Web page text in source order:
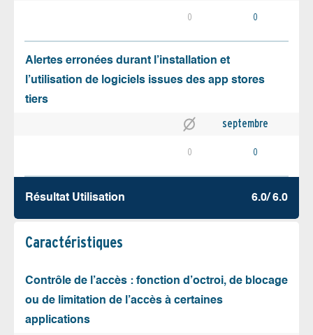
0 0
Alertes erronées durant l’installation et
l’utilisation de logiciels issues des app stores
tiers
septembre
0 0
Résultat Utilisation 6.0/ 6.0
Caractéristiques
Contrôle de l’accès : fonction d’octroi, de blocage
ou de limitation de l’accès à certaines
applications